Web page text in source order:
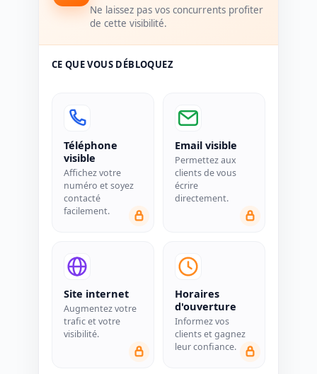
Ne laissez pas vos concurrents profiter
de cette visibilité.
CE QUE VOUS DÉBLOQUEZ
Téléphone
visible
Affichez votre
numéro et soyez
contacté
facilement.
Email visible
Permettez aux
clients de vous
écrire
directement.
Site internet
Augmentez votre
trafic et votre
visibilité.
Horaires
d'ouverture
Informez vos
clients et gagnez
leur confiance.